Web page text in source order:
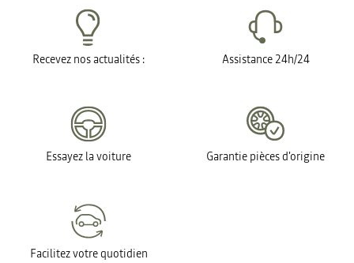
Recevez nos actualités : Assistance 24h/24
Essayez la voiture Garantie pièces d'origine
Facilitez votre quotidien